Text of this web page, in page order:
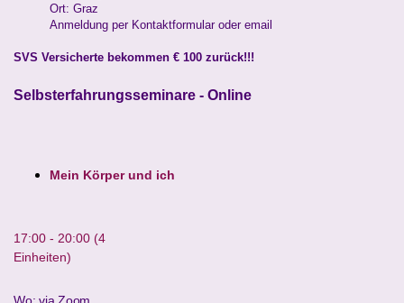
Ort: Graz
Anmeldung per Kontaktformular oder email
SVS Versicherte bekommen € 100 zurück!!!
Selbsterfahrungsseminare - Online
Mein Körper und ich
17:00 - 20:00 (4
Einheiten)